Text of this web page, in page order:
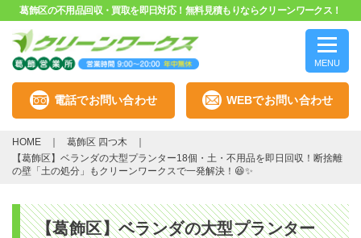
葛飾区の不用品回収・買取を即日対応！無料見積もりならクリーンワークス！
MENU
電話でお問い合わせ WEBでお問い合わせ
HOME
葛飾区 四つ木
【葛飾区】ベランダの大型プランター18個・土・不用品を即日回収！断捨離
の壁「土の処分」もクリーンワークスで一発解決！😆✨
【葛飾区】ベランダの大型プランター